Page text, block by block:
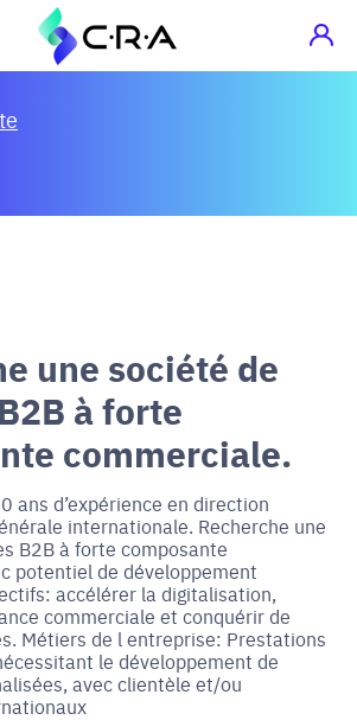
une société de
à forte
commerciale.
ans d’expérience en direction
internationale. Recherche une
B2B à forte composante
potentiel de développement
accélérer la digitalisation,
commerciale et conquérir de
Métiers de l entreprise: Prestations
le développement de
avec clientèle et/ou